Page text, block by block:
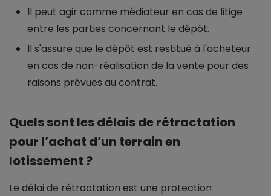
Il peut agir comme médiateur en cas de litige
entre les parties concernant le dépôt.
Il s'assure que le dépôt est restitué à l'acheteur
en cas de non-réalisation de la vente pour des
raisons prévues au contrat.
Quels sont les délais de rétractation
pour l’achat d’un terrain en
lotissement ?
Le délai de rétractation est une protection